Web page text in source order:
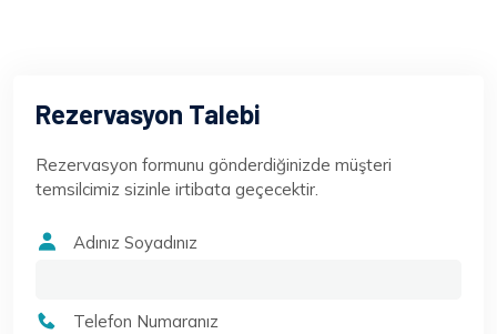
Rezervasyon Talebi
Rezervasyon formunu gönderdiğinizde müşteri
temsilcimiz sizinle irtibata geçecektir.
Adınız Soyadınız
Telefon Numaranız